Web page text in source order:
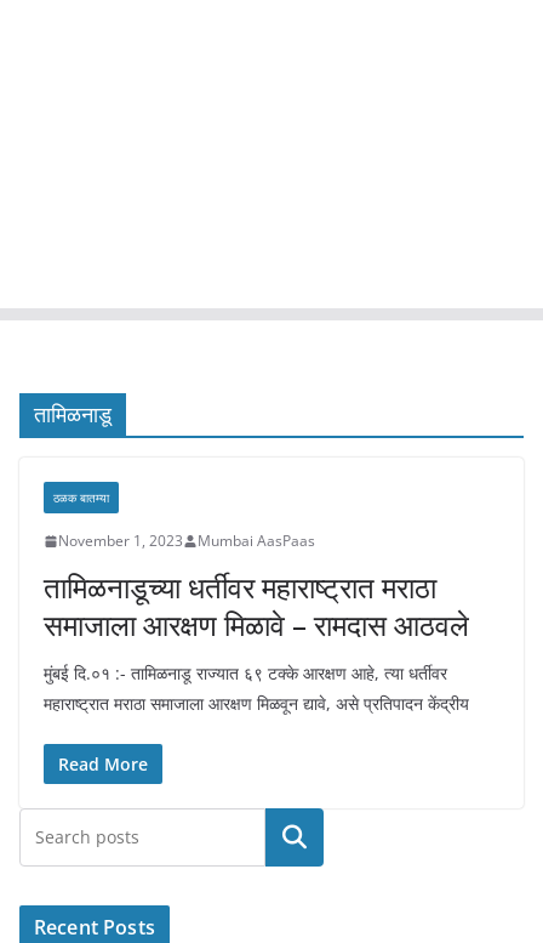
तामिळनाडू
ठळक बातम्या
November 1, 2023 Mumbai AasPaas
तामिळनाडूच्या धर्तीवर महाराष्ट्रात मराठा
समाजाला आरक्षण मिळावे – रामदास आठवले
मुंबई दि.०१ :- तामिळनाडू राज्यात ६९ टक्के आरक्षण आहे, त्या धर्तीवर
महाराष्ट्रात मराठा समाजाला आरक्षण मिळवून द्यावे, असे प्रतिपादन केंद्रीय
Read More
Search
Recent Posts